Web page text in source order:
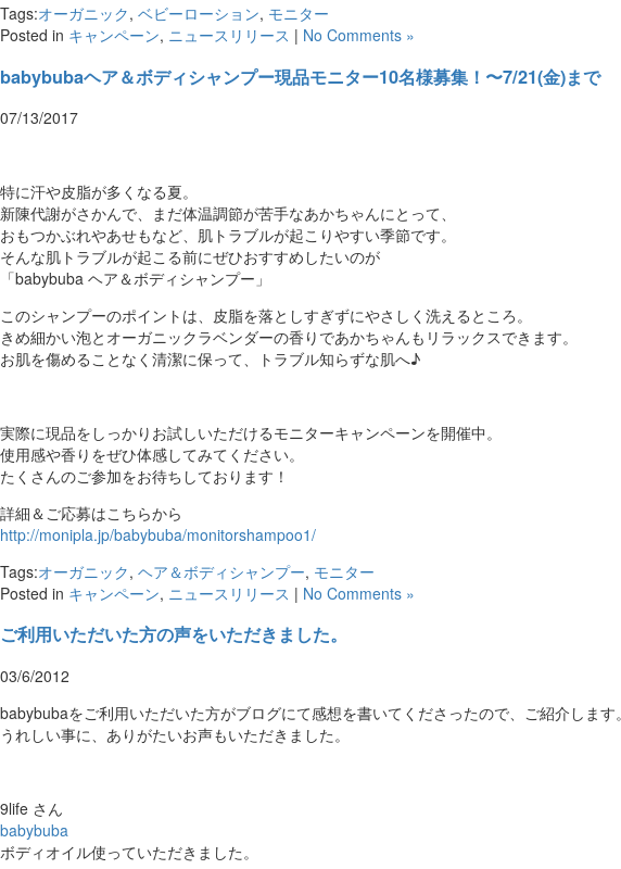
Tags:オーガニック, ベビーローション, モニター
Posted in キャンペーン, ニュースリリース | No Comments »
babybubaヘア＆ボディシャンプー現品モニター10名様募集！〜7/21(金)まで
07/13/2017
特に汗や皮脂が多くなる夏。
新陳代謝がさかんで、まだ体温調節が苦手なあかちゃんにとって、
おもつかぶれやあせもなど、肌トラブルが起こりやすい季節です。
そんな肌トラブルが起こる前にぜひおすすめしたいのが
「babybuba ヘア＆ボディシャンプー」
このシャンプーのポイントは、皮脂を落としすぎずにやさしく洗えるところ。
きめ細かい泡とオーガニックラベンダーの香りであかちゃんもリラックスできます。
お肌を傷めることなく清潔に保って、トラブル知らずな肌へ♪
実際に現品をしっかりお試しいただけるモニターキャンペーンを開催中。
使用感や香りをぜひ体感してみてください。
たくさんのご参加をお待ちしております！
詳細＆ご応募はこちらから
http://monipla.jp/babybuba/monitorshampoo1/
Tags:オーガニック, ヘア＆ボディシャンプー, モニター
Posted in キャンペーン, ニュースリリース | No Comments »
ご利用いただいた方の声をいただきました。
03/6/2012
babybubaをご利用いただいた方がブログにて感想を書いてくださったので、ご紹介します。
うれしい事に、ありがたいお声もいただきました。
9life さん
babybuba
ボディオイル使っていただきました。